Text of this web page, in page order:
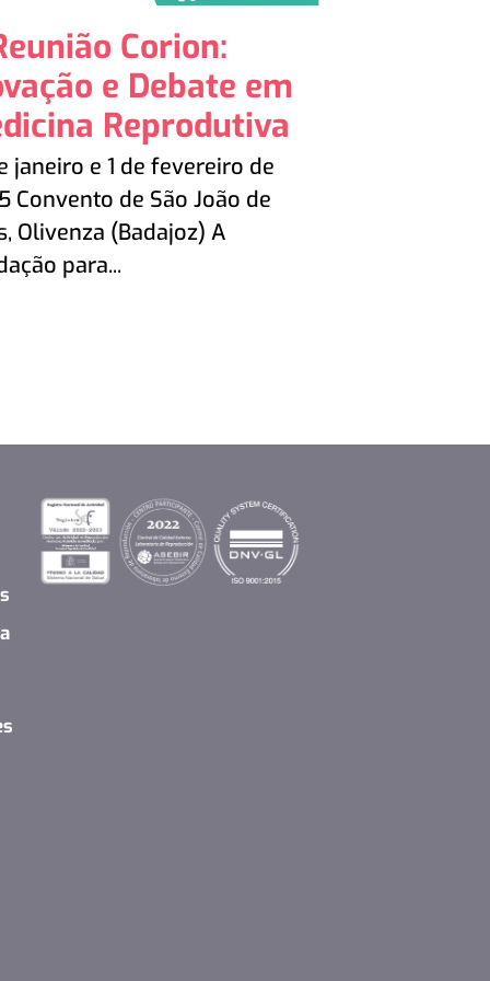
Corion:
e Debate em
Reprodutiva
janeiro e 1 de fevereiro de
Convento de São João de
Olivenza (Badajoz) A
para...